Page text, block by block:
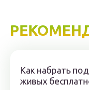
Как набрать
живых